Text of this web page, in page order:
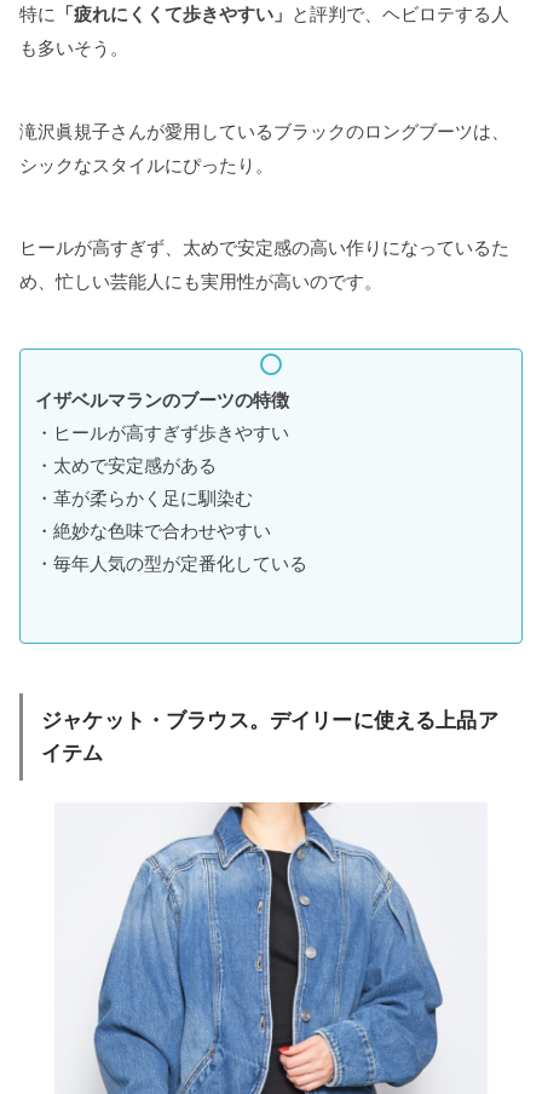
特に 「疲れにくくて歩きやすい」 と評判で、ヘビロテする人
も多いそう。
滝沢眞規子さんが愛用しているブラックのロングブーツは、
シックなスタイルにぴったり。
ヒールが高すぎず、太めで安定感の高い作りになっているた
め、忙しい芸能人にも実用性が高いのです。
イザベルマランのブーツの特徴
・ヒールが高すぎず歩きやすい
・太めで安定感がある
・革が柔らかく足に馴染む
・絶妙な色味で合わせやすい
・毎年人気の型が定番化している
ジャケット・ブラウス。デイリーに使える上品ア
イテム